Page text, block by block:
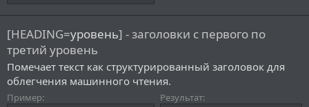
[HEADING=уровень] - заголовки с первого по
третий уровень
Помечает текст как структурированный заголовок для
облегчения машинного чтения.
Пример: Результат: